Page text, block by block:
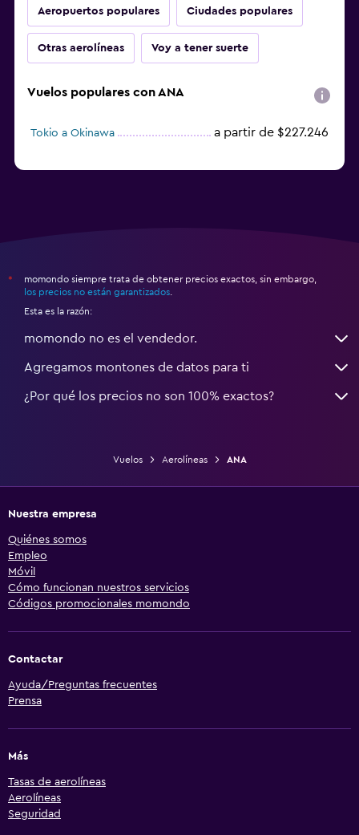
Aeropuertos populares Ciudades populares
Otras aerolíneas Voy a tener suerte
Vuelos populares con ANA
Tokio a Okinawa a partir de $227.246
*
momondo siempre trata de obtener precios exactos, sin embargo,
los precios no están garantizados
Esta es la razón:
momondo no es el vendedor.
Agregamos montones de datos para ti
¿Por qué los precios no son 100% exactos?
Vuelos Aerolíneas ANA
Nuestra empresa
Quiénes somos
Empleo
Móvil
Cómo funcionan nuestros servicios
Códigos promocionales momondo
Contactar
Ayuda/Preguntas frecuentes
Prensa
Más
Tasas de aerolíneas
Aerolíneas
Seguridad